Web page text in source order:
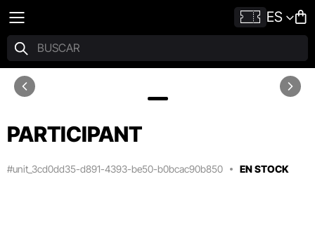
ES
PARTICIPANT
#unit_3cd0dd35-d891-4393-be50-b0bcac90b850 EN STOCK